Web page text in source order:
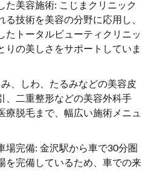
た美容施術: こじまクリニック
る技術を美容の分野に応用し、
たトータルビューティクリニッ
りの美しさをサポートしていま
、しわ、たるみなどの美容皮
、二重整形などの美容外科手
療脱毛まで、幅広い施術メニュ
場完備: 金沢駅から車で30分圏
を完備しているため、車での来